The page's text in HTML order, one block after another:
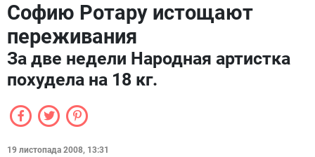
Софию Ротару истощают
переживания
За две недели Народная артистка
похудела на 18 кг.
19 листопада 2008, 13:31